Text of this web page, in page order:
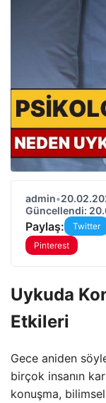
admin•
Güncellendi:
Paylaş: Twitter
Pinterest
Uykuda
Etkileri
Gece aniden
birçok insanın
konuşma,